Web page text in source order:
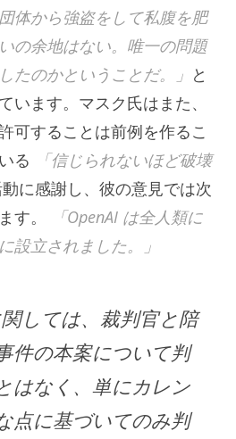
体から強盗をして私腹を肥
の余地はない。唯一の問題
たのかということだ。」 と
います。マスク氏はまた、
可することは前例を作るこ
る 「信じられないほど破壊
に感謝し、彼の意見では次
す。
「OpenAI は全人類に
設立されました。」
しては、裁判官と陪
件の本案について判
はなく、単にカレン
点に基づいてのみ判